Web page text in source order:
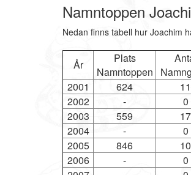
Namntoppen
Nedan finns tabell hur Joachim
År
Plats
Namntoppen
2001
624
11
2002
-
0
2003
559
17
2004
-
0
2005
846
10
2006
-
0